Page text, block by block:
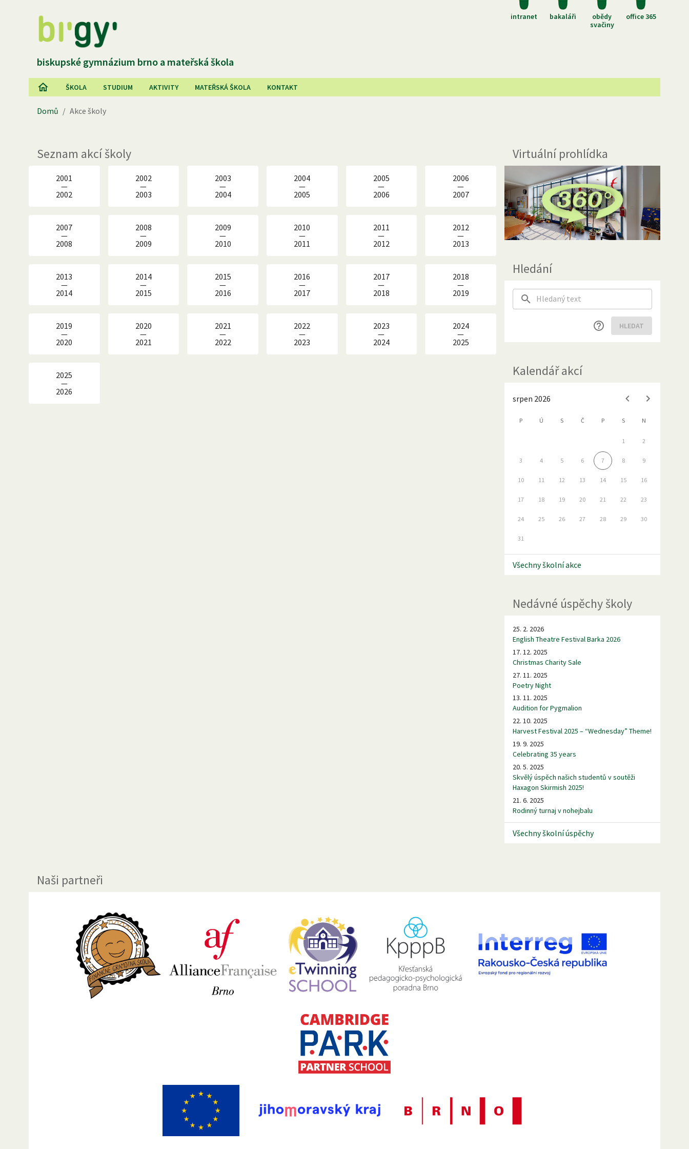
intranet bakaláři
obědy
svačiny
office 365
biskupské gymnázium brno a mateřská škola
ŠKOLA STUDIUM AKTIVITY MATEŘSKÁ ŠKOLA KONTAKT
Domů / Akce školy
Seznam akcí školy
2001
—
2002
2002
—
2003
2003
—
2004
2004
—
2005
2005
—
2006
2006
—
2007
2007
—
2008
2008
—
2009
2009
—
2010
2010
—
2011
2011
—
2012
2012
—
2013
2013
—
2014
2014
—
2015
2015
—
2016
2016
—
2017
2017
—
2018
2018
—
2019
2019
—
2020
2020
—
2021
2021
—
2022
2022
—
2023
2023
—
2024
2024
—
2025
2025
—
2026
Virtuální prohlídka
Hledání
HLEDAT
Kalendář akcí
srpen 2026
P Ú S Č P S N
1 2
3 4 5 6 7 8 9
10 11 12 13 14 15 16
17 18 19 20 21 22 23
24 25 26 27 28 29 30
31
Všechny školní akce
Nedávné úspěchy školy
25. 2. 2026
English Theatre Festival Barka 2026
17. 12. 2025
Christmas Charity Sale
27. 11. 2025
Poetry Night
13. 11. 2025
Audition for Pygmalion
22. 10. 2025
Harvest Festival 2025 – “Wednesday” Theme!
19. 9. 2025
Celebrating 35 years
20. 5. 2025
Skvělý úspěch našich studentů v soutěži
Haxagon Skirmish 2025!
21. 6. 2025
Rodinný turnaj v nohejbalu
Všechny školní úspěchy
Naši partneři